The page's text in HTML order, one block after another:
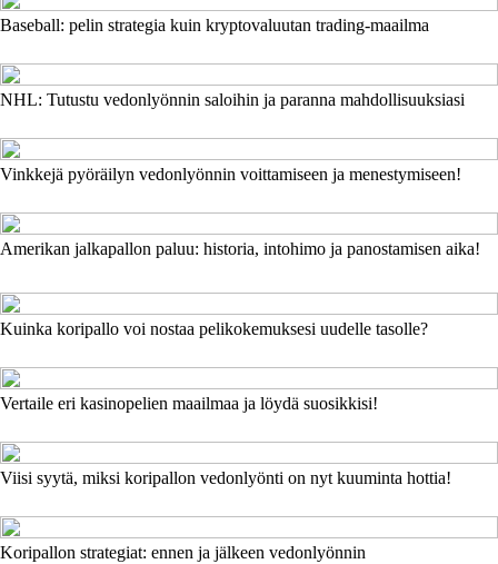
Baseball: pelin strategia kuin kryptovaluutan trading-maailma
NHL: Tutustu vedonlyönnin saloihin ja paranna mahdollisuuksiasi
Vinkkejä pyöräilyn vedonlyönnin voittamiseen ja menestymiseen!
Amerikan jalkapallon paluu: historia, intohimo ja panostamisen aika!
Kuinka koripallo voi nostaa pelikokemuksesi uudelle tasolle?
Vertaile eri kasinopelien maailmaa ja löydä suosikkisi!
Viisi syytä, miksi koripallon vedonlyönti on nyt kuuminta hottia!
Koripallon strategiat: ennen ja jälkeen vedonlyönnin